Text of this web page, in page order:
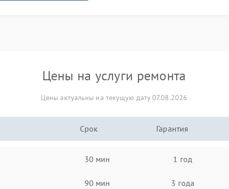
Цены на услуги ремонта
Цены актуальны на текущую дату 07.08.2026
Срок Гарантия
30 мин 1 год
90 мин 3 года